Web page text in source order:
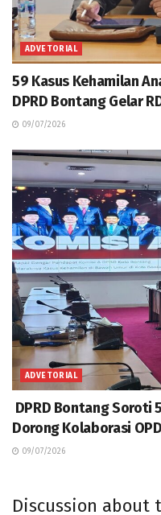
ADVETORIAL
59 Kasus Kehamilan
DPRD Bontang Gelar
09/07/2026
ADVETORIAL
DPRD Bontang Soroti
Dorong Kolaborasi
09/07/2026
Discussion about